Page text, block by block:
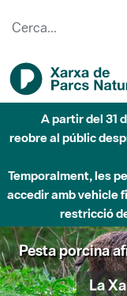
A partir del 31
reobre al públic
Temporalment, les
accedir amb vehicle
restricció
Pesta porcina
La